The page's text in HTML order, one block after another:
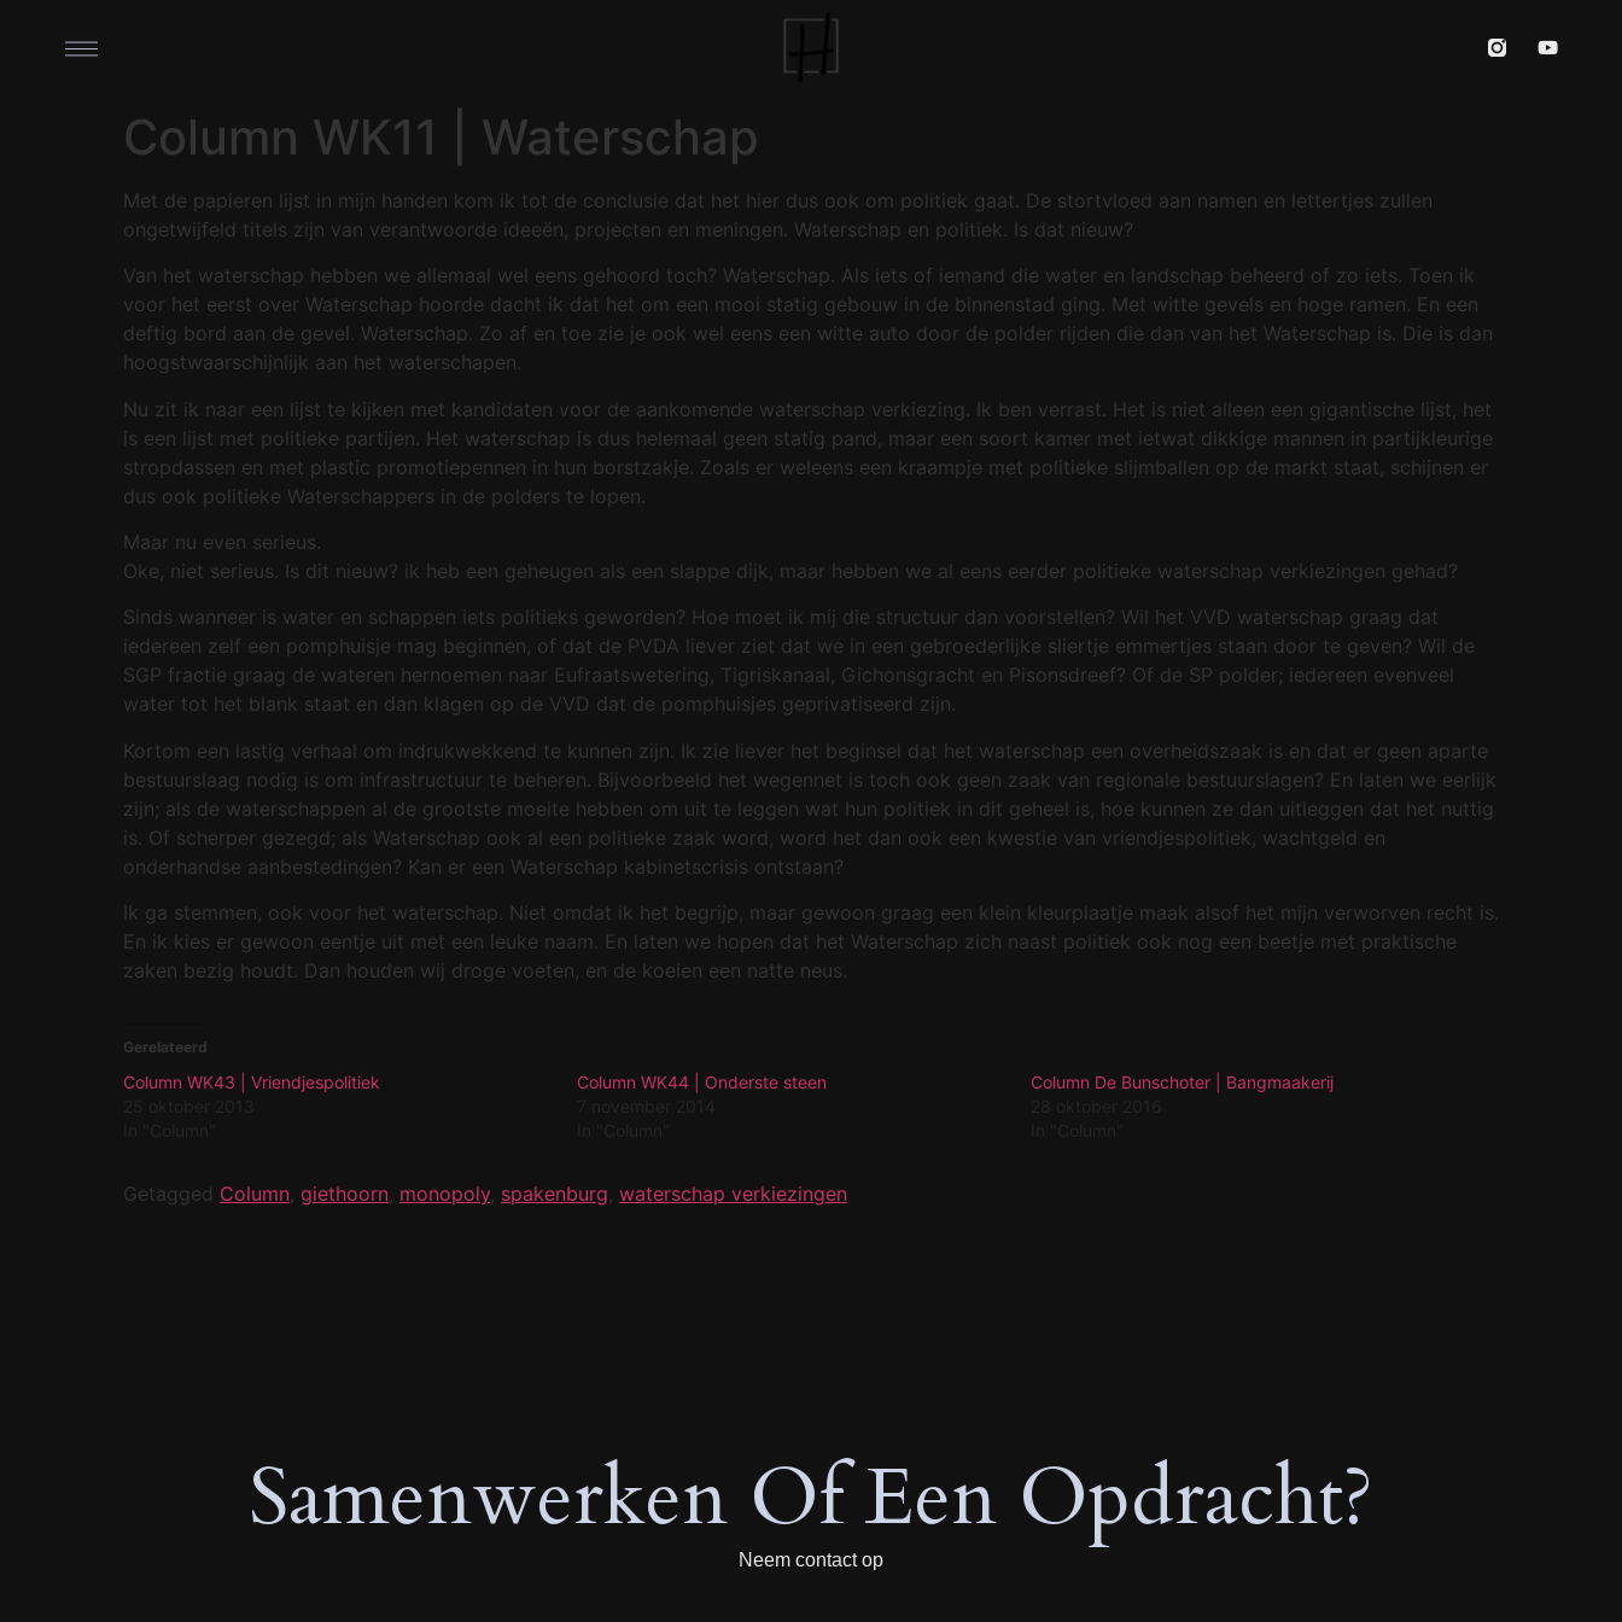
Column WK11 | Waterschap
Met de papieren lijst in mijn handen kom ik tot de conclusie dat het hier dus ook om politiek gaat. De stortvloed aan namen en lettertjes zullen
ongetwijfeld titels zijn van verantwoorde ideeën, projecten en meningen. Waterschap en politiek. Is dat nieuw?
Van het waterschap hebben we allemaal wel eens gehoord toch? Waterschap. Als iets of iemand die water en landschap beheerd of zo iets. Toen ik
voor het eerst over Waterschap hoorde dacht ik dat het om een mooi statig gebouw in de binnenstad ging. Met witte gevels en hoge ramen. En een
deftig bord aan de gevel. Waterschap. Zo af en toe zie je ook wel eens een witte auto door de polder rijden die dan van het Waterschap is. Die is dan
hoogstwaarschijnlijk aan het waterschapen.
Nu zit ik naar een lijst te kijken met kandidaten voor de aankomende waterschap verkiezing. Ik ben verrast. Het is niet alleen een gigantische lijst, het
is een lijst met politieke partijen. Het waterschap is dus helemaal geen statig pand, maar een soort kamer met ietwat dikkige mannen in partijkleurige
stropdassen en met plastic promotiepennen in hun borstzakje. Zoals er weleens een kraampje met politieke slijmballen op de markt staat, schijnen er
dus ook politieke Waterschappers in de polders te lopen.
Maar nu even serieus.
Oke, niet serieus. Is dit nieuw? ik heb een geheugen als een slappe dijk, maar hebben we al eens eerder politieke waterschap verkiezingen gehad?
Sinds wanneer is water en schappen iets politieks geworden? Hoe moet ik mij die structuur dan voorstellen? Wil het VVD waterschap graag dat
iedereen zelf een pomphuisje mag beginnen, of dat de PVDA liever ziet dat we in een gebroederlijke sliertje emmertjes staan door te geven? Wil de
SGP fractie graag de wateren hernoemen naar Eufraatswetering, Tigriskanaal, Gichonsgracht en Pisonsdreef? Of de SP polder; iedereen evenveel
water tot het blank staat en dan klagen op de VVD dat de pomphuisjes geprivatiseerd zijn.
Kortom een lastig verhaal om indrukwekkend te kunnen zijn. Ik zie liever het beginsel dat het waterschap een overheidszaak is en dat er geen aparte
bestuurslaag nodig is om infrastructuur te beheren. Bijvoorbeeld het wegennet is toch ook geen zaak van regionale bestuurslagen? En laten we eerlijk
zijn; als de waterschappen al de grootste moeite hebben om uit te leggen wat hun politiek in dit geheel is, hoe kunnen ze dan uitleggen dat het nuttig
is. Of scherper gezegd; als Waterschap ook al een politieke zaak word, word het dan ook een kwestie van vriendjespolitiek, wachtgeld en
onderhandse aanbestedingen? Kan er een Waterschap kabinetscrisis ontstaan?
Ik ga stemmen, ook voor het waterschap. Niet omdat ik het begrijp, maar gewoon graag een klein kleurplaatje maak alsof het mijn verworven recht is.
En ik kies er gewoon eentje uit met een leuke naam. En laten we hopen dat het Waterschap zich naast politiek ook nog een beetje met praktische
zaken bezig houdt. Dan houden wij droge voeten, en de koeien een natte neus.
Gerelateerd
Column WK43 | Vriendjespolitiek
Column WK44 | Onderste steen
Column De Bunschoter | Bangmaakerij
Getagged Column, giethoorn, monopoly, spakenburg, waterschap verkiezingen
Samenwerken Of Een Opdracht?
Neem contact op